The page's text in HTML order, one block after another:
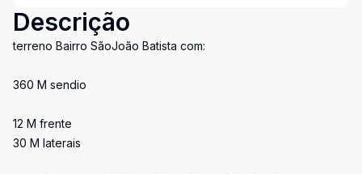
Descrição
terreno Bairro SãoJoão Batista com:
360 M sendio
12 M frente
30 M laterais